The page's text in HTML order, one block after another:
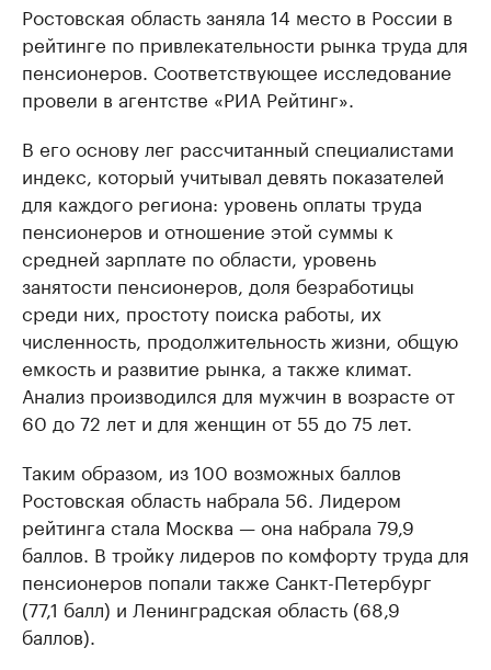
Ростовская область заняла 14 место в России в
рейтинге по привлекательности рынка труда для
пенсионеров. Соответствующее исследование
провели в агентстве «РИА Рейтинг».
В его основу лег рассчитанный специалистами
индекс, который учитывал девять показателей
для каждого региона: уровень оплаты труда
пенсионеров и отношение этой суммы к
средней зарплате по области, уровень
занятости пенсионеров, доля безработицы
среди них, простоту поиска работы, их
численность, продолжительность жизни, общую
емкость и развитие рынка, а также климат.
Анализ производился для мужчин в возрасте от
60 до 72 лет и для женщин от 55 до 75 лет.
Таким образом, из 100 возможных баллов
Ростовская область набрала 56. Лидером
рейтинга стала Москва — она набрала 79,9
баллов. В тройку лидеров по комфорту труда для
пенсионеров попали также Санкт-Петербург
(77,1 балл) и Ленинградская область (68,9
баллов).